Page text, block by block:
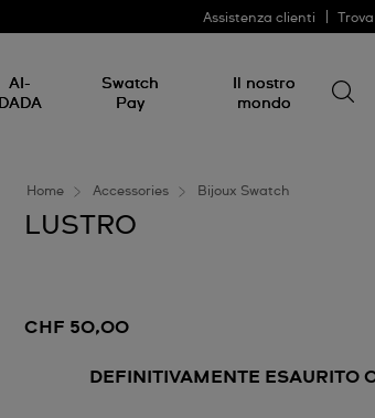
Assistenza clienti
AI-
DADA
Swatch
Pay
Il nostro
mondo
Home Accessories Bijoux Swatch
LUSTRO
CHF 50,00
DEFINITIVAMENTE ESAURITO